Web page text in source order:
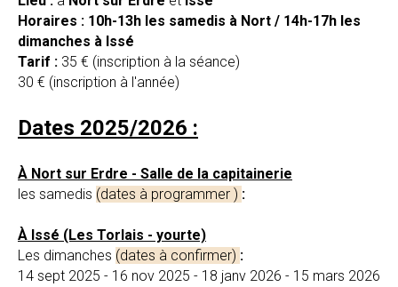
Horaires : 10h-13h les samedis à Nort / 14h-17h les
dimanches à Issé
Tarif : 35 € (inscription à la séance)
30 € (inscription à l'année)
Dates 2025/2026 :
À Nort sur Erdre - Salle de la capitainerie
les samedis (dates à programmer ) :
À Issé (Les Torlais - yourte)
Les dimanches (dates à confirmer) :
14 sept 2025 - 16 nov 2025 - 18 janv 2026 - 15 mars 2026